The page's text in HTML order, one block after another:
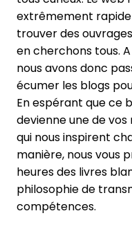
extrêmement
trouver des
en cherchons tous.
nous avons donc
écumer les blogs
En espérant que ce
devienne une de
qui nous inspirent
manière, nous vous
heures des livres
philosophie de
compétences.